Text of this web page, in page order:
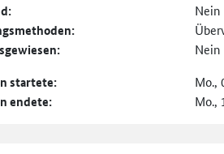
Nein
Nein
startete: Mo.,
endete: Mo.,